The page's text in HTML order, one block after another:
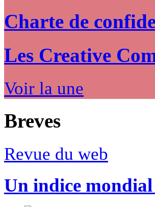
Charte de
Les Creative
Voir la une
Breves
Revue du web
Un indice